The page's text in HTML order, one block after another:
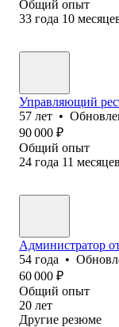
Общий опыт
33 года 10
Управляющий
57 лет •
90 000 ₽
Общий опыт
24 года 11 месяцев
Администратор
54 года •
60 000 ₽
Общий опыт
20 лет
Другие резюме